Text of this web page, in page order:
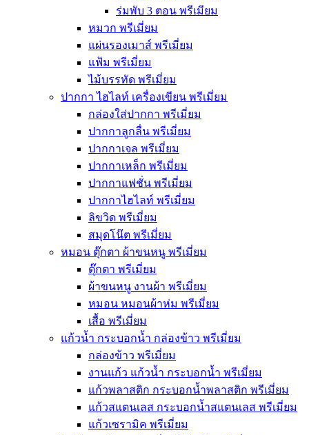
ร่มพับ 3 ตอน พรีเมียม
หมวก พรีเมี่ยม
แผ่นรองเมาส์ พรีเมี่ยม
แฟ้ม พรีเมี่ยม
ไม้บรรทัด พรีเมี่ยม
ปากกา ไฮไลท์ เครื่องเขียน พรีเมี่ยม
กล่องใส่ปากกา พรีเมี่ยม
ปากกาลูกลื่น พรีเมี่ยม
ปากกาเจล พรีเมี่ยม
ปากกาเหล็ก พรีเมี่ยม
ปากกาแฟชั่น พรีเมี่ยม
ปากกาไฮไลท์ พรีเมี่ยม
ลิขวิด พรีเมี่ยม
สมุดโน๊ต พรีเมี่ยม
หมอน ตุ๊กตา ผ้าขนหนู พรีเมี่ยม
ตุ๊กตา พรีเมี่ยม
ผ้าขนหนู งานผ้า พรีเมี่ยม
หมอน หมอนผ้าห่ม พรีเมี่ยม
เสื้อ พรีเมี่ยม
แก้วน้ำ กระบอกน้ำ กล่องข้าว พรีเมี่ยม
กล่องข้าว พรีเมี่ยม
งานแก้ว แก้วน้ำ กระบอกน้ำ พรีเมี่ยม
แก้วพลาสติก กระบอกน้ำพลาสติก พรีเมี่ยม
แก้วสแตนเลส กระบอกน้ำสแตนเลส พรีเมี่ยม
แก้วเซรามิค พรีเมี่ยม